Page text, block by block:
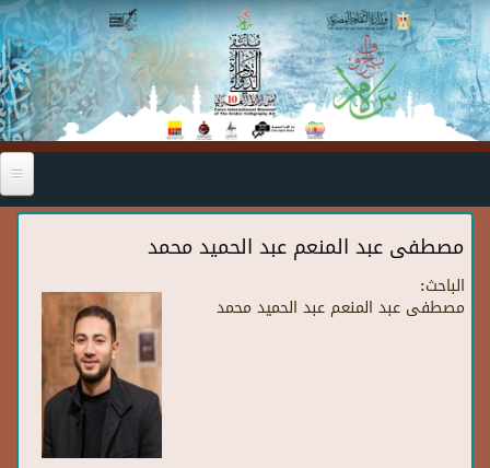
Skip to main content
مصطفى عبد المنعم عبد الحميد محمد
الباحث:
مصطفى عبد المنعم عبد الحميد محمد